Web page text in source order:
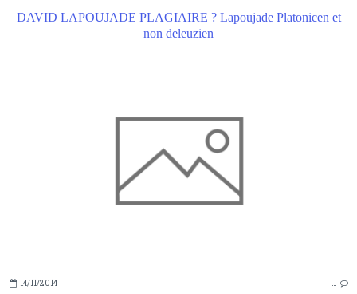
DAVID LAPOUJADE PLAGIAIRE ? Lapoujade Platonicen et
non deleuzien
14/11/2014 …